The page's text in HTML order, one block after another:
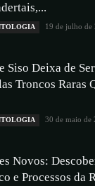
19 de julho de
Siso Deixa de
Troncos Raras
30 de maio de
Novos:
e Processos da